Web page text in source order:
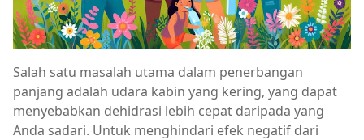
Salah satu masalah utama dalam penerbangan
panjang adalah udara kabin yang kering, yang dapat
menyebabkan dehidrasi lebih cepat daripada yang
Anda sadari. Untuk menghindari efek negatif dari